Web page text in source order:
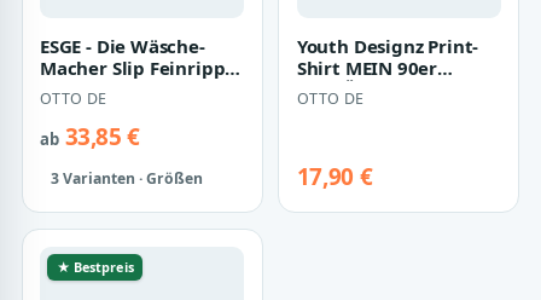
ESGE - Die Wäsche-
Macher Slip Feinripp
Ringel Herren Slips
mit Eingrif…
OTTO DE
ab33,85 €
3 Varianten · Größen
Youth Designz Print-
Shirt MEIN 90er
KOSTÜM IST IN DER
WÄSCHE Herren T-…
OTTO DE
17,90 €
★ Bestpreis